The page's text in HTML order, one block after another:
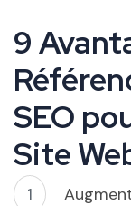
9
SEO
Site